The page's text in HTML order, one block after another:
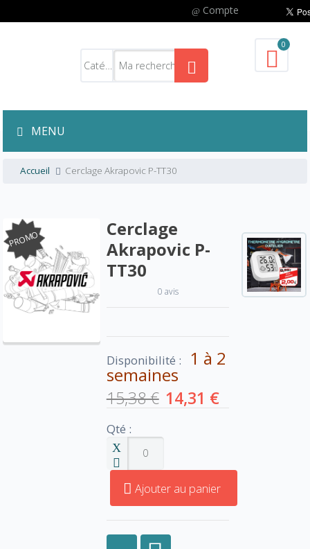
Compte
0
MENU
Accueil Cerclage Akrapovic P-TT30
PROMO
Cerclage
Akrapovic P-
TT30
0 avis
Disponibilité : 1 à 2
semaines
15,38 € 14,31 €
Qté :
Ajouter au panier